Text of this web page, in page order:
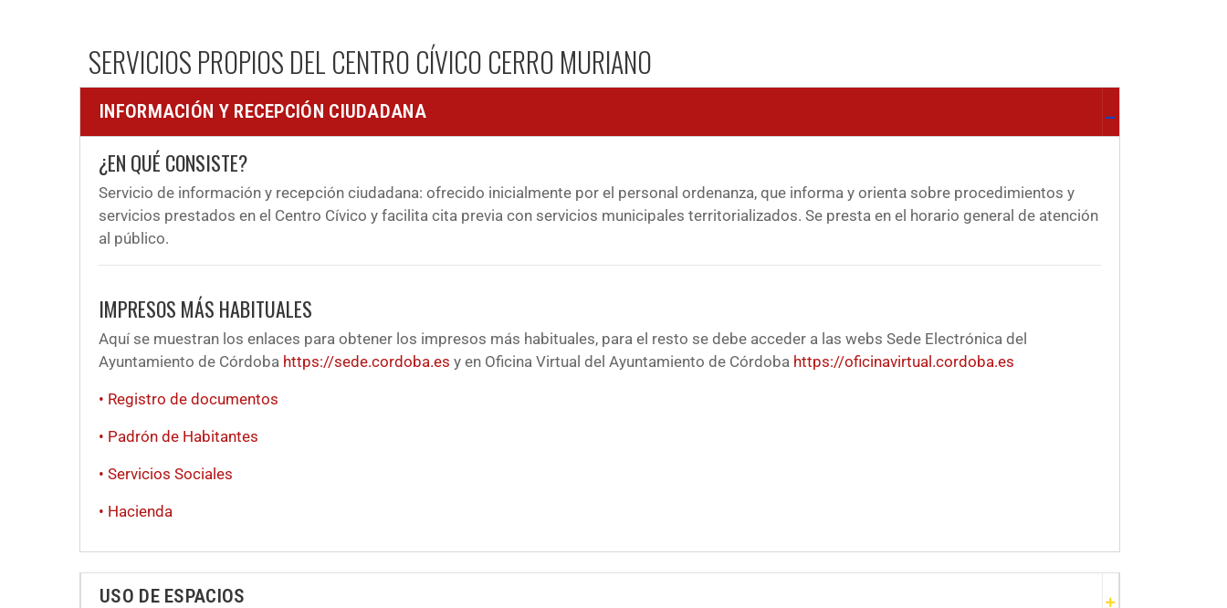
SERVICIOS PROPIOS DEL CENTRO CÍVICO CERRO MURIANO
INFORMACIÓN Y RECEPCIÓN CIUDADANA
¿EN QUÉ CONSISTE?
Servicio de información y recepción ciudadana: ofrecido inicialmente por el personal ordenanza, que informa y orienta sobre procedimientos y
servicios prestados en el Centro Cívico y facilita cita previa con servicios municipales territorializados. Se presta en el horario general de atención
al público.
IMPRESOS MÁS HABITUALES
Aquí se muestran los enlaces para obtener los impresos más habituales, para el resto se debe acceder a las webs Sede Electrónica del
Ayuntamiento de Córdoba https://sede.cordoba.es y en Oficina Virtual del Ayuntamiento de Córdoba https://oficinavirtual.cordoba.es
• Registro de documentos
• Padrón de Habitantes
• Servicios Sociales
• Hacienda
USO DE ESPACIOS